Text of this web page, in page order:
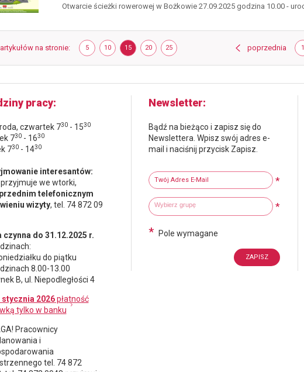
Otwarcie ścieżki rowerowej w Bożkowie 27.09.2025 godzina 10.00 -
na stronie POKAŻ
5 ELEMENTÓW
NA
POKAŻ
10 ELEMENTÓW
NA
POKAŻ
15 ELEMENTÓW
NA
POKAŻ
20 ELEMENTÓW
NA
POKAŻ
25 ELEMENTÓW
NA
Stronapoprzednia strona1
pracy
czwartek 730- 1530
730- 1630
730- 1430
interesantów:
we wtorki,
telefonicznym
wizyty, tel. 74 872 09
czynna do 31.12.2025 r.
do piątku
8.00-13.00
B, ul. Niepodległości 4
stycznia 2026płatność
tylko w banku
Pracownicy
i
tel. 74 872
Newsletter
Bądź na bieżąco i zapisz się do
Newslettera. Wpisz swój adres e-
mail i naciśnij przycisk Zapisz.
Twój adres e-mail
*
Wybierz grupy tematyczne *
Wpisz wyszukiwaną fraze
* Pole wymagane